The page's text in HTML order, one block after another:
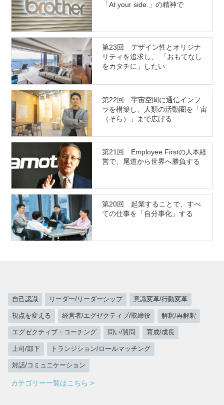
「At your side.」の精神で
第23回 デザイン性とオリジナ
リティを追求し、 「おもてなし
をカタチに」したい
第22回 宇宙空間に通信インフ
ラを構築し、人類の活動圏を「宙
（そら）」まで広げる
第21回 Employee Firstの人本経
営で、尾道から世界へ勝負する
第20回 起業することで、すべ
ての仕事を「自分事化」する
自己認識 リーダー/リーダーシップ 意識変革/行動変革
視点を変える 経営者/エグゼクティブ/取締役 解釈/再解釈
エグゼクティブ・コーチング 問い/質問 育成/成長
上司/部下 トランジション/ロールマッチング
対話/コミュニケーション
カテゴリー一覧はこちら >